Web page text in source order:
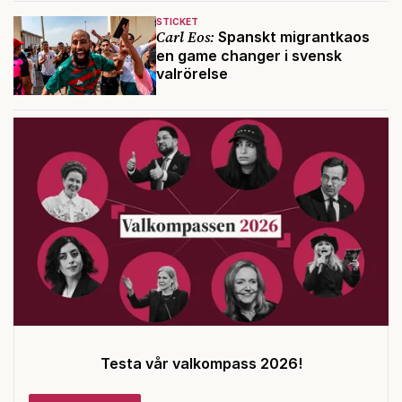
STICKET
Carl Eos: Spanskt migrantkaos
en game changer i svensk
valrörelse
Testa vår valkompass 2026!